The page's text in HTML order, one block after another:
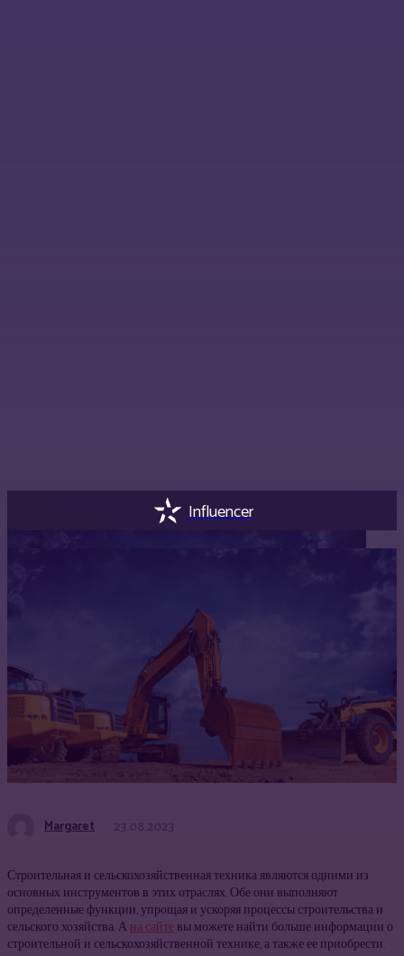
Influencer
Margaret
Строительная и сельскохозяйственная техника являются одними из
основных инструментов в этих отраслях. Обе они выполняют
определенные функции, упрощая и ускоряя процессы строительства и
сельского хозяйства. Ана сайтевы можете найти больше информации о
строительной и сельскохозяйственной технике, а также ее приобрести.